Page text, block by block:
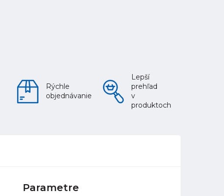
Rýchle
objednávanie
Lepší
prehľad
v
produktoch
Parametre